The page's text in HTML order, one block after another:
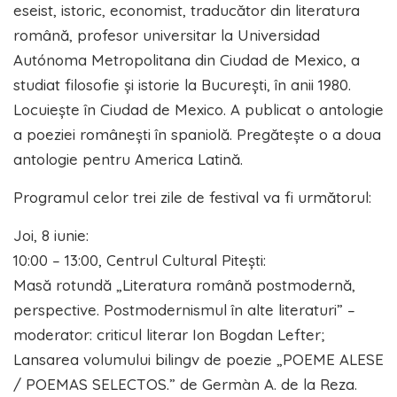
eseist, istoric, economist, traducător din literatura
română, profesor universitar la Universidad
Autónoma Metropolitana din Ciudad de Mexico, a
studiat filosofie și istorie la București, în anii 1980.
Locuiește în Ciudad de Mexico. A publicat o antologie
a poeziei românești în spaniolă. Pregătește o a doua
antologie pentru America Latină.
Programul celor trei zile de festival va fi următorul:
Joi, 8 iunie:
10:00 – 13:00, Centrul Cultural Pitești:
Masă rotundă „Literatura română postmodernă,
perspective. Postmodernismul în alte literaturi” –
moderator: criticul literar Ion Bogdan Lefter;
Lansarea volumului bilingv de poezie „POEME ALESE
/ POEMAS SELECTOS.” de Germàn A. de la Reza.